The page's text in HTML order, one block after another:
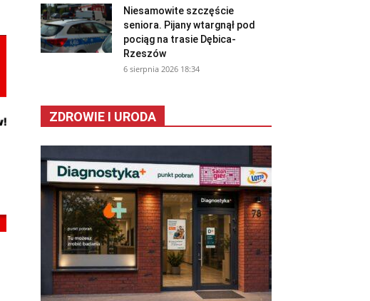
Niesamowite szczęście
seniora. Pijany wtargnął pod
pociąg na trasie Dębica-
Rzeszów
6 sierpnia 2026 18:34
ZDROWIE I URODA